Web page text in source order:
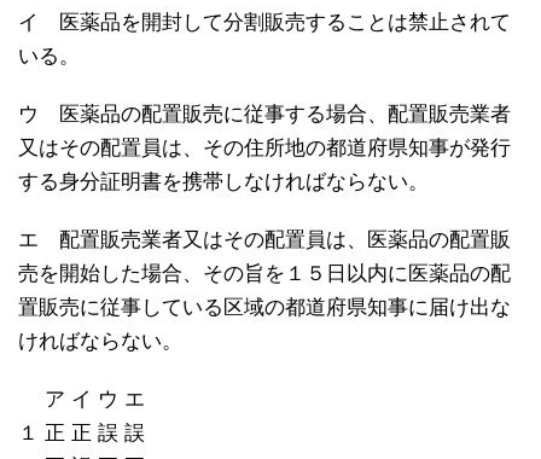
イ 医薬品を開封して分割販売することは禁止されて
いる。
ウ 医薬品の配置販売に従事する場合、配置販売業者
又はその配置員は、その住所地の都道府県知事が発行
する身分証明書を携帯しなければならない。
エ 配置販売業者又はその配置員は、医薬品の配置販
売を開始した場合、その旨を１５日以内に医薬品の配
置販売に従事している区域の都道府県知事に届け出な
ければならない。
ア イ ウ エ
１ 正 正 誤 誤